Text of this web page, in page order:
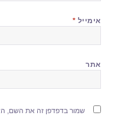
אימייל *
אתר
שמור בדפדפן זה את השם,